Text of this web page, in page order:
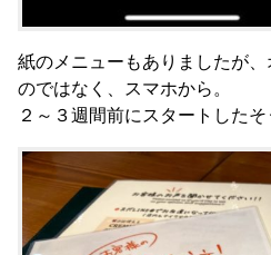
紙のメニューもありましたが
のではなく、スマホから。
２～３週間前にスタートしたそ